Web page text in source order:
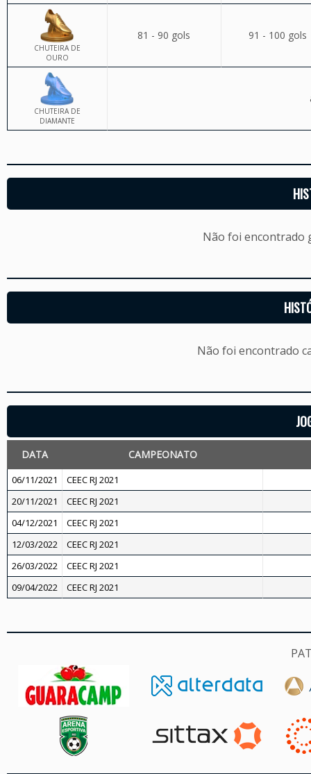
CHUTEIRA DE
OURO
81 - 90 gols 91 - 100 gols
CHUTEIRA DE
DIAMANTE
Não foi encontrado
Não foi encontrado
DATA CAMPEONATO
06/11/2021
CEEC RJ 2021
20/11/2021
CEEC RJ 2021
04/12/2021
CEEC RJ 2021
12/03/2022
CEEC RJ 2021
26/03/2022
CEEC RJ 2021
09/04/2022
CEEC RJ 2021